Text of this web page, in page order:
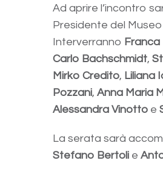
Ad aprire l’incontro
Presidente del
Interverranno Franca
Carlo Bachschmidt,
Mirko Credito, Liliana
Pozzani, Anna Maria
Alessandra Vinotto e
La serata sarà
Stefano Bertoli e